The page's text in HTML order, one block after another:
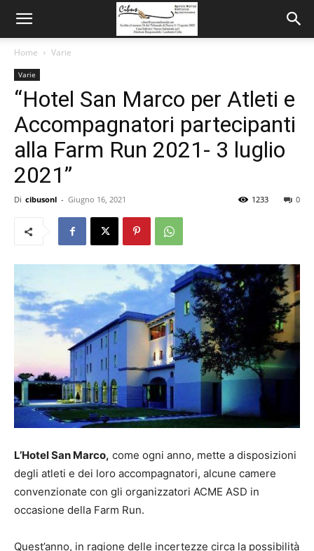
Home Varie
Varie
“Hotel San Marco per Atleti e
Accompagnatori partecipanti
alla Farm Run 2021- 3 luglio
2021”
Di cibusonl - Giugno 16, 2021 0
1233
L’Hotel San Marco, come ogni anno, mette a disposizioni
degli atleti e dei loro accompagnatori, alcune camere
convenzionate con gli organizzatori ACME ASD in
occasione della Farm Run.
Quest’anno, in ragione delle incertezze circa la possibilità